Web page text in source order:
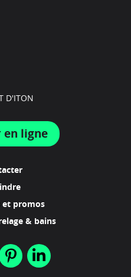
D'ITON
en ligne
et promos
& bains